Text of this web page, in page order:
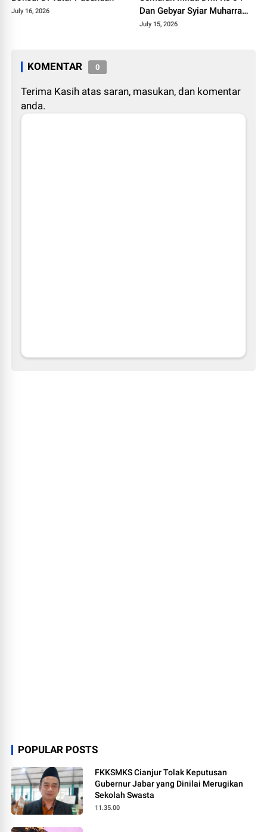
July 16, 2026
Dan Gebyar Syiar Muharram
1448 H
July 15, 2026
KOMENTAR 0
Terima Kasih atas saran, masukan, dan komentar
anda.
POPULAR POSTS
FKKSMKS Cianjur Tolak Keputusan
Gubernur Jabar yang Dinilai Merugikan
Sekolah Swasta
11.35.00